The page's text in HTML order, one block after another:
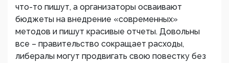
что-то пишут, а организаторы осваивают
бюджеты на внедрение «современных»
методов и пишут красивые отчеты. Довольны
все – правительство сокращает расходы,
либералы могут продвигать свою повестку без